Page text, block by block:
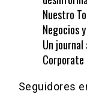
Nuestro
Negocios
Un
Corporate
Seguidores